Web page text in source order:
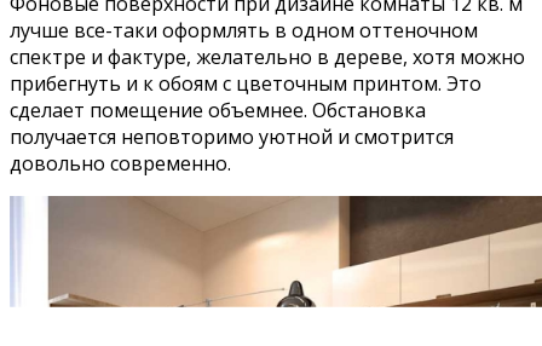
лучше все-таки оформлять в одном оттеночном
спектре и фактуре, желательно в дереве, хотя можно
прибегнуть и к обоям с цветочным принтом. Это
сделает помещение объемнее. Обстановка
получается неповторимо уютной и смотрится
довольно современно.